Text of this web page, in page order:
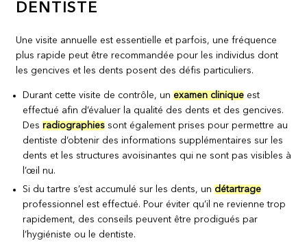
DENTISTE
Une visite annuelle est essentielle et parfois, une fréquence
plus rapide peut être recommandée pour les individus dont
les gencives et les dents posent des défis particuliers.
Durant cette visite de contrôle, un examen clinique est
effectué afin d’évaluer la qualité des dents et des gencives.
Desradiographies sont également prises pour permettre au
dentiste d’obtenir des informations supplémentaires sur les
dents et les structures avoisinantes qui ne sont pas visibles à
l’œil nu.
Si du tartre s’est accumulé sur les dents, un détartrage
professionnel est effectué. Pour éviter qu’il ne revienne trop
rapidement, des conseils peuvent être prodigués par
l’hygiéniste ou le dentiste.